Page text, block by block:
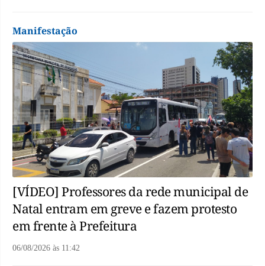
Manifestação
[VÍDEO] Professores da rede municipal de
Natal entram em greve e fazem protesto
em frente à Prefeitura
06/08/2026 às 11:42